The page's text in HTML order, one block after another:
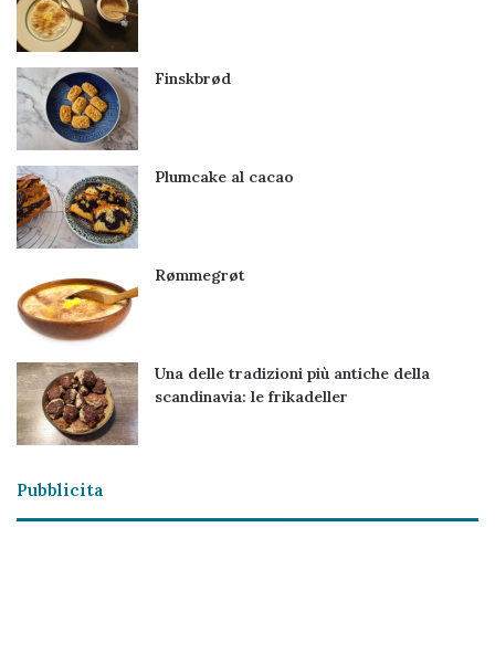
Finskbrød
Plumcake al cacao
Rømmegrøt
Una delle tradizioni più antiche della
scandinavia: le frikadeller
Pubblicita